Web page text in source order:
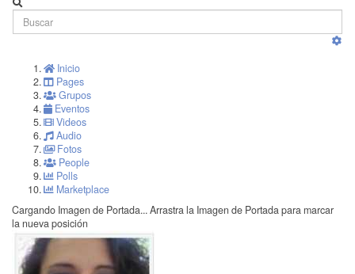
Inicio
Pages
Grupos
Eventos
Videos
Audio
Fotos
People
Polls
Marketplace
Cargando Imagen de Portada... Arrastra la Imagen de Portada para marcar
la nueva posición